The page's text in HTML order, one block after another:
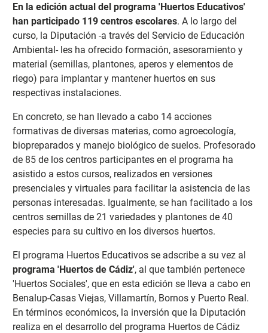
En la edición actual del programa 'Huertos Educativos'
han participado 119 centros escolares. A lo largo del
curso, la Diputación -a través del Servicio de Educación
Ambiental- les ha ofrecido formación, asesoramiento y
material (semillas, plantones, aperos y elementos de
riego) para implantar y mantener huertos en sus
respectivas instalaciones.
En concreto, se han llevado a cabo 14 acciones
formativas de diversas materias, como agroecología,
biopreparados y manejo biológico de suelos. Profesorado
de 85 de los centros participantes en el programa ha
asistido a estos cursos, realizados en versiones
presenciales y virtuales para facilitar la asistencia de las
personas interesadas. Igualmente, se han facilitado a los
centros semillas de 21 variedades y plantones de 40
especies para su cultivo en los diversos huertos.
El programa Huertos Educativos se adscribe a su vez al
programa 'Huertos de Cádiz', al que también pertenece
'Huertos Sociales', que en esta edición se lleva a cabo en
Benalup-Casas Viejas, Villamartín, Bornos y Puerto Real.
En términos económicos, la inversión que la Diputación
realiza en el desarrollo del programa Huertos de Cádiz